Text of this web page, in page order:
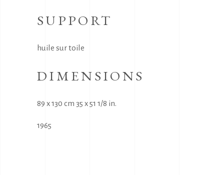
SUPPORT
huile sur toile
DIMENSIONS
89 x 130 cm 35 x 51 1/8 in.
1965